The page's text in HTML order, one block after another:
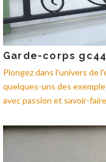
Garde-corps gc44
Plongez dans l'univers de
quelques-uns des
avec passion et savoir-